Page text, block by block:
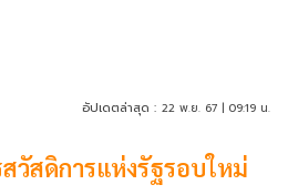
อัปเดตล่าสุด : 22 พ.ย. 67 | 09:19 น.
วัสดิการแห่งรัฐรอบใหม่